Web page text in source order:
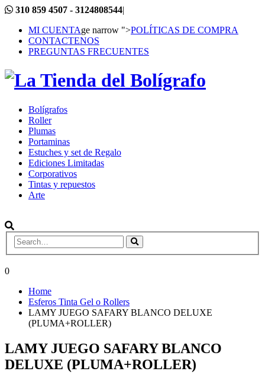
310 859 4507 - 3124808544|
MI CUENTAge narrow ">POLÍTICAS DE COMPRA
CONTACTENOS
PREGUNTAS FRECUENTES
Bolígrafos
Roller
Plumas
Portaminas
Estuches y set de Regalo
Ediciones Limitadas
Corporativos
Tintas y repuestos
Arte
0
Home
Esferos Tinta Gel o Rollers
LAMY JUEGO SAFARY BLANCO DELUXE
(PLUMA+ROLLER)
LAMY JUEGO SAFARY BLANCO
DELUXE (PLUMA+ROLLER)